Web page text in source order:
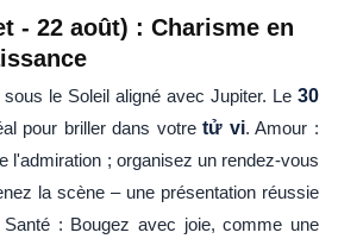
- 22 août) : Charisme en
le Soleil aligné avec Jupiter. Le 30
pour briller dans votretử vi. Amour :
l'admiration ; organisez un rendez-vous
la scène – une présentation réussie
: Bougez avec joie, comme une